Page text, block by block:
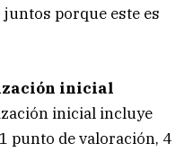
porque este es
inicial
inicial incluye
punto de valoración, 4